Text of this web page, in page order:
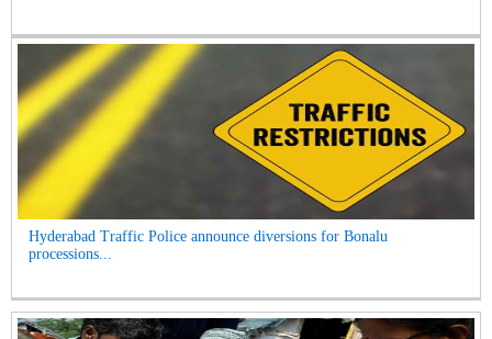
Hyderabad Traffic Police announce diversions for Bonalu
processions...